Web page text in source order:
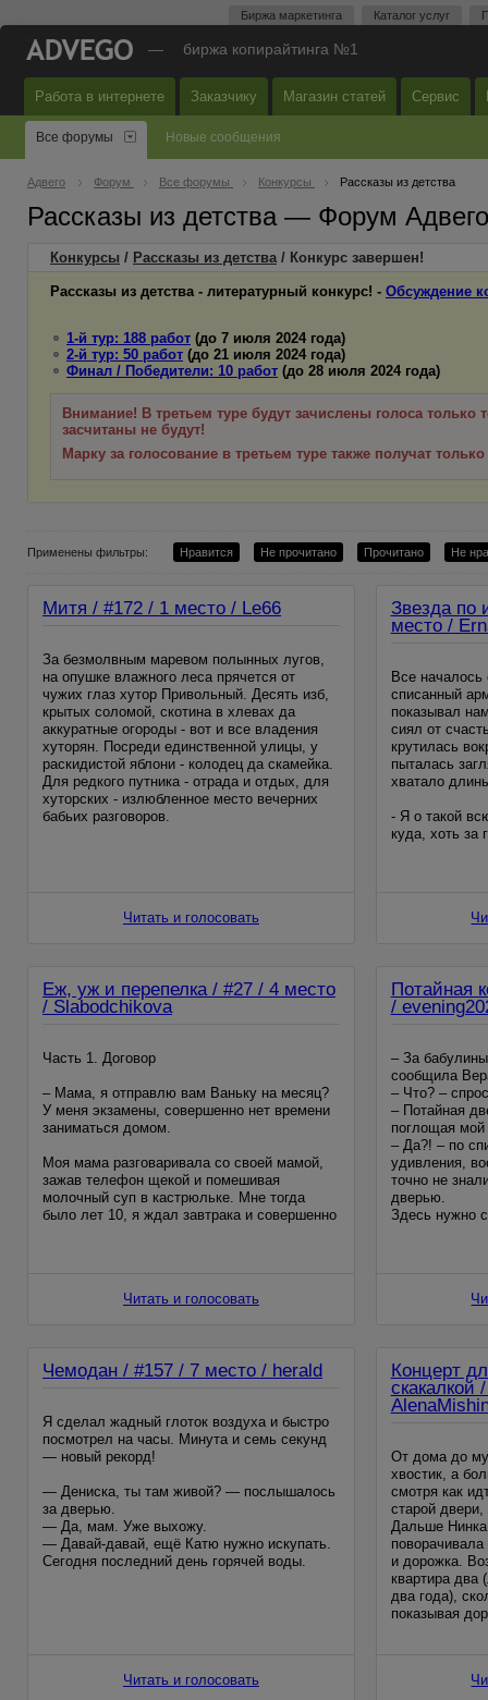
Биржа маркетинга Каталог услуг
— биржа копирайтинга №1
Работа в интернете Заказчику Магазин статей Сервис
Все форумы Новые сообщения
Адвего Форум Все форумы Конкурсы Рассказы из детства
Рассказы из детства — Форум Адвего
Конкурсы / Рассказы из детства/ Конкурс завершен!
Рассказы из детства - литературный конкурс! - Обсуждение
1-й тур: 188 работ (до 7 июля 2024 года)
2-й тур: 50 работ (до 21 июля 2024 года)
Финал / Победители: 10 работ (до 28 июля 2024 года)
Внимание! В третьем туре будут зачислены голоса
засчитаны не будут!
Марку за голосование в третьем туре также получат
Применены фильтры: Нравится Не прочитано Прочитано Не
Митя / #172 / 1 место / Le66
За безмолвным маревом полынных лугов,
на опушке влажного леса прячется от
чужих глаз хутор Привольный. Десять изб,
крытых соломой, скотина в хлевах да
аккуратные огороды - вот и все владения
хуторян. Посреди единственной улицы, у
раскидистой яблони - колодец да скамейка.
Для редкого путника - отрада и отдых, для
хуторских - излюбленное место вечерних
бабьих разговоров.
Читать и голосовать
Звезда по
место /
Все началось
списанный
показывал
сиял от
крутилась
пыталась
хватало
- Я о такой
куда, хоть за
Еж, уж и перепелка / #27 / 4 место
/ Slabodchikova
Часть 1. Договор
– Мама, я отправлю вам Ваньку на месяц?
У меня экзамены, совершенно нет времени
заниматься домом.
Моя мама разговаривала со своей мамой,
зажав телефон щекой и помешивая
молочный суп в кастрюльке. Мне тогда
было лет 10, я ждал завтрака и совершенно
лучше надетьЧитать и голосовать
Потайная
/
– За
сообщила
– Что? –
– Потайная
поглощая
– Да?! – по
удивления,
точно не
дверью.
Здесь нужно
Чемодан / #157 / 7 место / herald
Я сделал жадный глоток воздуха и быстро
посмотрел на часы. Минута и семь секунд
— новый рекорд!
— Дениска, ты там живой? — послышалось
за дверью.
— Да, мам. Уже выхожу.
— Давай-давай, ещё Катю нужно искупать.
Сегодня последний день горячей воды.
Читать и голосовать
Концерт
скакалкой
От дома до
хвостик, а
смотря как
старой
Дальше Нинка
и дорожка.
квартира два
два года),
показывая